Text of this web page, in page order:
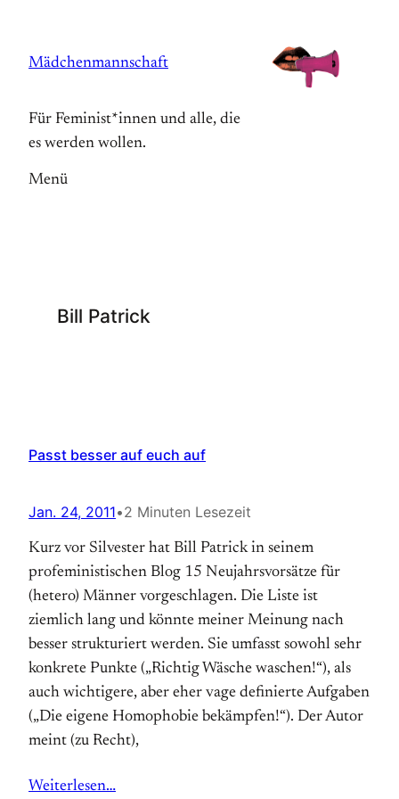
springen
Mädchenmannschaft
Für Feminist*innen und alle, die
es werden wollen.
Menü
Bill Patrick
Passt besser auf euch auf
Jan. 24, 2011•2 Minuten Lesezeit
Kurz vor Silvester hat Bill Patrick in seinem
profeministischen Blog 15 Neujahrsvorsätze für
(hetero) Männer vorgeschlagen. Die Liste ist
ziemlich lang und könnte meiner Meinung nach
besser strukturiert werden. Sie umfasst sowohl sehr
konkrete Punkte („Richtig Wäsche waschen!“), als
auch wichtigere, aber eher vage definierte Aufgaben
(„Die eigene Homophobie bekämpfen!“). Der Autor
meint (zu Recht),
Weiterlesen…